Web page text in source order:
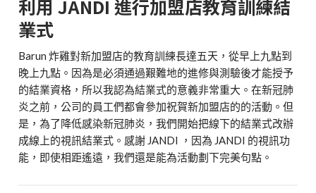
利用 JANDI 進行加盟店教育訓練結
業式
Barun 炸雞對新加盟店的教育訓練長達五天，從早上九點到
晚上九點。因為是必須通過艱難地的進修與測驗後才能授予
的結業資格，所以我認為結業式的意義非常重大。在新冠肺
炎之前，公司的員工們都會參加祝賀新加盟店的的活動。但
是，為了降低感染新冠肺炎，我們開始把線下的結業式改辦
成線上的視訊結業式。 感謝 JANDI ，因為 JANDI 的視訊功
能，即使相距遙遠，我們還是能為活動劃下完美句點。